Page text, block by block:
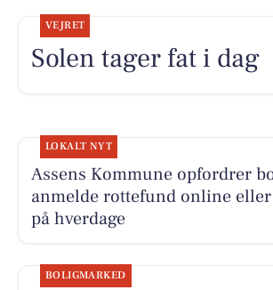
VEJRET
Solen tager fat i dag
LOKALT NYT
Assens Kommune opfordrer
anmelde rottefund online
på hverdage
BOLIGMARKED